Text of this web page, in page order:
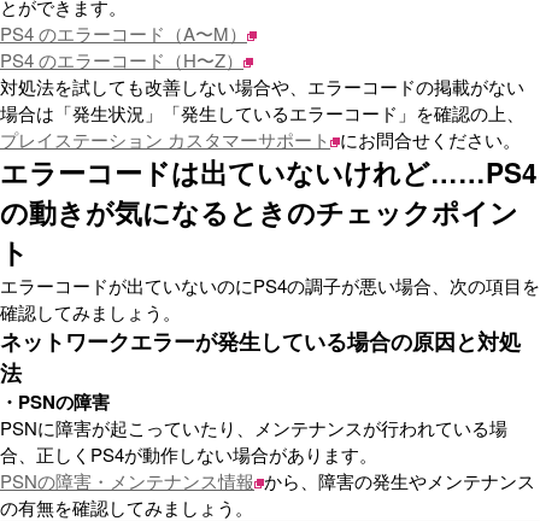
とができます。
PS4 のエラーコード（A〜M）
PS4 のエラーコード（H〜Z）
対処法を試しても改善しない場合や、エラーコードの掲載がない
場合は「発生状況」「発生しているエラーコード」を確認の上、
プレイステーション カスタマーサポート
にお問合せください。
エラーコードは出ていないけれど……PS4
の動きが気になるときのチェックポイン
ト
エラーコードが出ていないのにPS4の調子が悪い場合、次の項目を
確認してみましょう。
ネットワークエラーが発生している場合の原因と対処
法
・PSNの障害
PSNに障害が起こっていたり、メンテナンスが行われている場
合、正しくPS4が動作しない場合があります。
PSNの障害・メンテナンス情報 から、障害の発生やメンテナンス
の有無を確認してみましょう。